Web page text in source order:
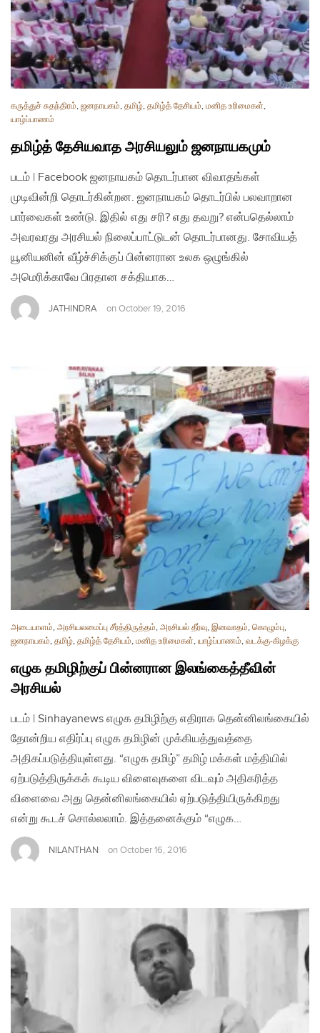
கருத்துச் சுதந்திரம், ஜனநாயகம், தமிழ், தமிழ்த் தேசியம், மனித உரிமைகள்,
யாழ்ப்பாணம்
தமிழ்த் தேசியவாத அரசியலும் ஜனநாயகமும்
படம் | Facebook ஜனநாயகம் தொடர்பான விவாதங்கள்
முடிவின்றி தொடர்கின்றன. ஜனநாயகம் தொடர்பில் பலவாறான
பார்வைகள் உண்டு. இதில் எது சரி? எது தவறு? என்பதெல்லாம்
அவரவரது அரசியல் நிலைப்பாட்டுடன் தொடர்பானது. சோவியத்
யூனியனின் வீழ்ச்சிக்குப் பின்னரான உலக ஒழுங்கில்
அமெரிக்காவே பிரதான சக்தியாக…
JATHINDRA on October 19, 2016
அடையாளம், அரசியலமைப்பு சீர்த்திருத்தம், அரசியல் தீர்வு, இனவாதம், கொழும்பு,
ஜனநாயகம், தமிழ், தமிழ்த் தேசியம், மனித உரிமைகள், யாழ்ப்பாணம், வடக்கு-கிழக்கு
எழுக தமிழிற்குப் பின்னரான இலங்கைத்தீவின்
அரசியல்
படம் | Sinhayanews எழுக தமிழிற்கு எதிராக தென்னிலங்கையில்
தோன்றிய எதிர்ப்பு எழுக தமிழின் முக்கியத்துவத்தை
அதிகப்படுத்தியுள்ளது. “எழுக தமிழ்” தமிழ் மக்கள் மத்தியில்
ஏற்படுத்திருக்கக் கூடிய விளைவுகளை விடவும் அதிகரித்த
விளைவை அது தென்னிலங்கையில் ஏற்படுத்தியிருக்கிறது
என்று கூடச் சொல்லலாம். இத்தனைக்கும் “எழுக…
NILANTHAN on October 16, 2016